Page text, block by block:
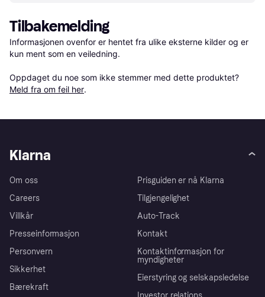
Tilbakemelding
Informasjonen ovenfor er hentet fra ulike eksterne kilder og er
kun ment som en veiledning.
Oppdaget du noe som ikke stemmer med dette produktet?
Meld fra om feil her.
Klarna
Om oss
Careers
Villkår
Presseinformasjon
Personvern
Sikkerhet
Bærekraft
Prisguiden er nå Klarna
Tilgjengelighet
Auto-Track
Kontakt
Kontaktinformasjon for
myndigheter
Eierstyring og selskapsledelse